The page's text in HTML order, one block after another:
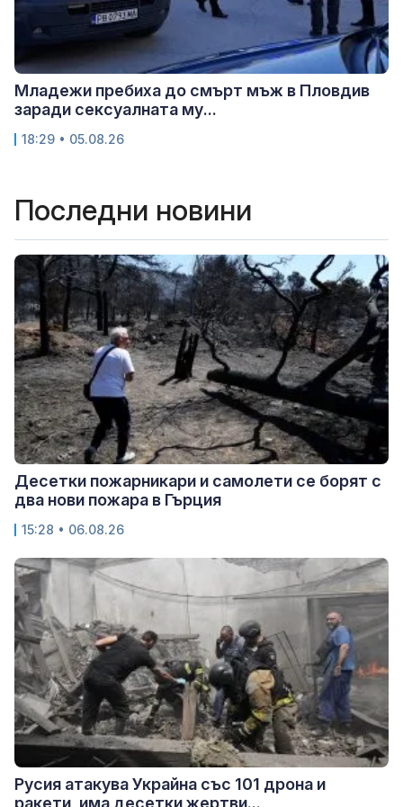
Младежи пребиха до смърт мъж в Пловдив
заради сексуалната му...
18:29 • 05.08.26
Последни новини
Десетки пожарникари и самолети се борят с
два нови пожара в Гърция
15:28 • 06.08.26
Русия атакува Украйна със 101 дрона и
ракети, има десетки жертви...